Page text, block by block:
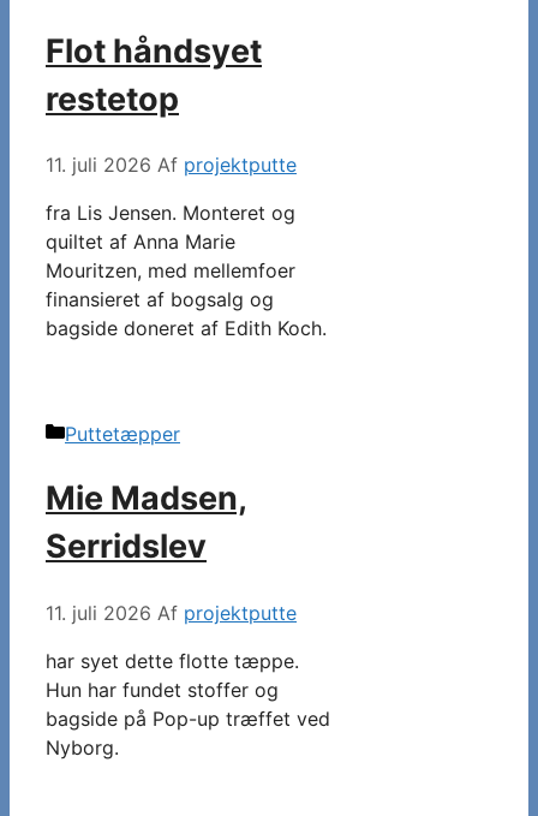
Flot håndsyet
restetop
11. juli 2026 Af projektputte
fra Lis Jensen. Monteret og
quiltet af Anna Marie
Mouritzen, med mellemfoer
finansieret af bogsalg og
bagside doneret af Edith Koch.
Kategorier
Puttetæpper
Mie Madsen,
Serridslev
11. juli 2026 Af projektputte
har syet dette flotte tæppe.
Hun har fundet stoffer og
bagside på Pop-up træffet ved
Nyborg.